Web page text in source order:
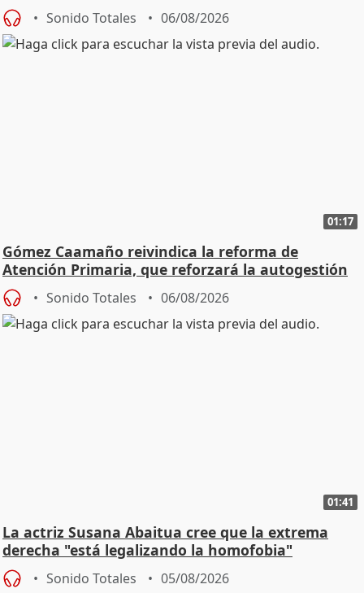
Sonido Totales 06/08/2026
01:17
Gómez Caamaño reivindica la reforma de
Atención Primaria, que reforzará la autogestión
Sonido Totales 06/08/2026
01:41
La actriz Susana Abaitua cree que la extrema
derecha "está legalizando la homofobia"
Sonido Totales 05/08/2026